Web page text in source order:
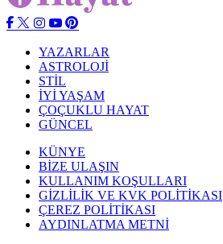
YAZARLAR
ASTROLOJİ
STİL
İYİ YAŞAM
ÇOÇUKLU HAYAT
GÜNCEL
KÜNYE
BİZE ULAŞIN
KULLANIM KOŞULLARI
GİZLİLİK VE KVK POLİTİKASI
ÇEREZ POLİTİKASI
AYDINLATMA METNİ